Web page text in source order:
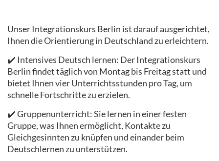
Unser Integrationskurs Berlin ist darauf ausgerichtet,
Ihnen die Orientierung in Deutschland zu erleichtern.
✔️ Intensives Deutsch lernen: Der Integrationskurs
Berlin findet täglich von Montag bis Freitag statt und
bietet Ihnen vier Unterrichtsstunden pro Tag, um
schnelle Fortschritte zu erzielen.
✔️ Gruppenunterricht: Sie lernen in einer festen
Gruppe, was Ihnen ermöglicht, Kontakte zu
Gleichgesinnten zu knüpfen und einander beim
Deutschlernen zu unterstützen.